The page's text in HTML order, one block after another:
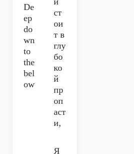
De
ep
do
wn
to
the
bel
ow
ст
ои
т в
глу
бо
ко
й
пр
оп
аст
и,
Я